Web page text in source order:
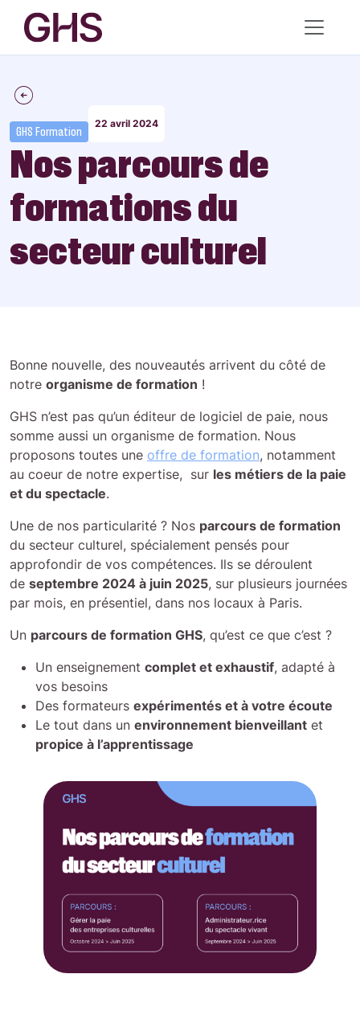
GHS Formation
22 avril 2024
Nos parcours de
formations du
secteur culturel
Bonne nouvelle, des nouveautés arrivent du côté de
notre organisme de formation !
GHS n’est pas qu’un éditeur de logiciel de paie, nous
somme aussi un organisme de formation. Nous
proposons toutes une offre de formation, notamment
au coeur de notre expertise, sur les métiers de la paie
et du spectacle.
Une de nos particularité ? Nos parcours de formation
du secteur culturel, spécialement pensés pour
approfondir de vos compétences. Ils se déroulent
de septembre 2024 à juin 2025, sur plusieurs journées
par mois, en présentiel, dans nos locaux à Paris.
Un parcours de formation GHS, qu’est ce que c’est ?
Un enseignement complet et exhaustif, adapté à
vos besoins
Des formateurs expérimentés et à votre écoute
Le tout dans un environnement bienveillant et
propice à l’apprentissage